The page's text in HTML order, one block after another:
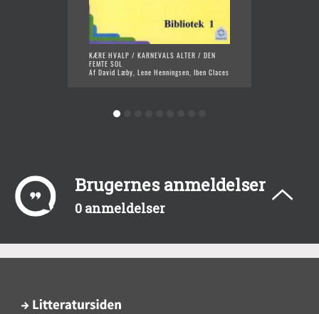
KÆRE HVALP / KARNEVALS ALTER / DEN
FEMTE SOL
Af David Læby, Lene Henningsen, Iben Claces
Brugernes anmeldelser
0 anmeldelser